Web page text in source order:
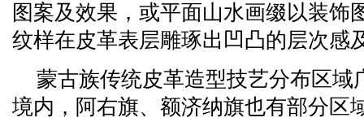
图案及效果，或平面山水画缀以装饰
纹样在皮革表层雕琢出凹凸的层次感
蒙古族传统皮革造型技艺分布区域
境内，阿右旗、额济纳旗也有部分区